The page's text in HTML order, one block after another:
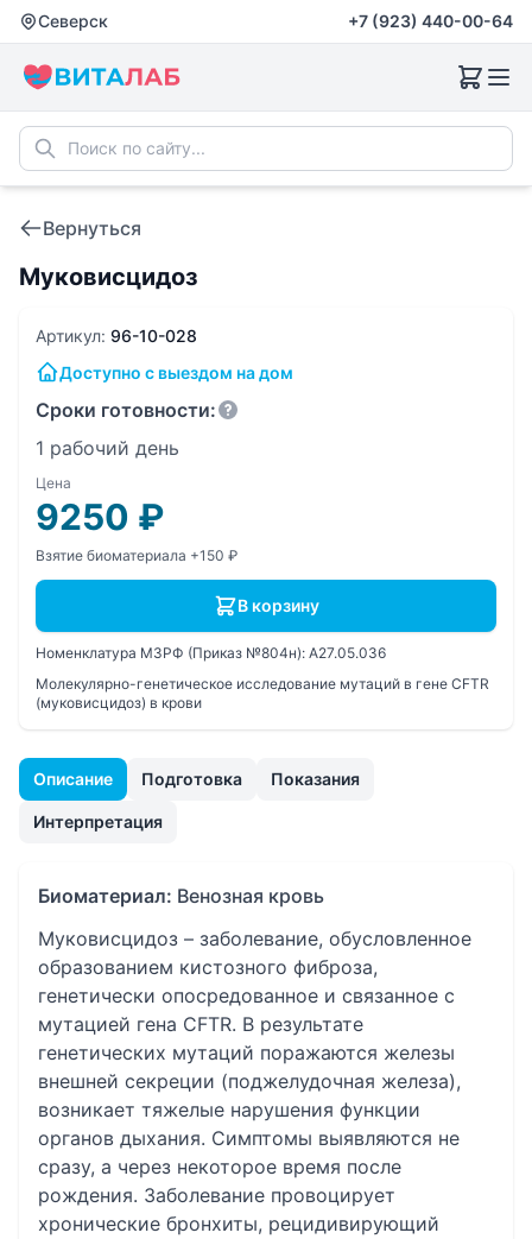
Северск +7 (923) 440-00-64
Вернуться
Муковисцидоз
Описание Подготовка Показания
Интерпретация
Биоматериал: Венозная кровь
Муковисцидоз – заболевание, обусловленное
образованием кистозного фиброза,
генетически опосредованное и связанное с
мутацией гена CFTR. В результате
генетических мутаций поражаются железы
внешней секреции (поджелудочная железа),
возникает тяжелые нарушения функции
органов дыхания. Симптомы выявляются не
сразу, а через некоторое время после
рождения. Заболевание провоцирует
хронические бронхиты, рецидивирующий
Артикул: 96-10-028
Доступно с выездом на дом
Сроки готовности:
1 рабочий день
Цена
9250 ₽
Взятие биоматериала +150 ₽
В корзину
Номенклатура МЗРФ (Приказ №804н): A27.05.036
Молекулярно-генетическое исследование мутаций в гене CFTR
(муковисцидоз) в крови